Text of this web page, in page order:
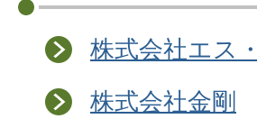
株式会社エス
株式会社金剛